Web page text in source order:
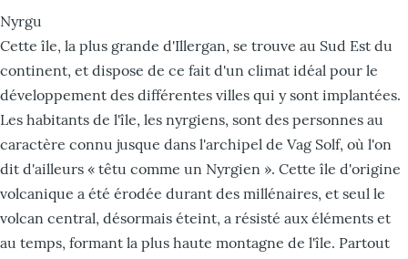
Nyrgu
Cette île, la plus grande d'Illergan, se trouve au Sud Est du
continent, et dispose de ce fait d'un climat idéal pour le
développement des différentes villes qui y sont implantées.
Les habitants de l'île, les nyrgiens, sont des personnes au
caractère connu jusque dans l'archipel de Vag Solf, où l'on
dit d'ailleurs « têtu comme un Nyrgien ». Cette île d'origine
volcanique a été érodée durant des millénaires, et seul le
volcan central, désormais éteint, a résisté aux éléments et
au temps, formant la plus haute montagne de l'île. Partout